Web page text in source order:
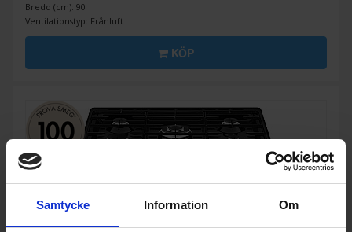
Samtycke Information Om
Bredd (cm): 90
Ventilationstyp: Frånluft
KÖP